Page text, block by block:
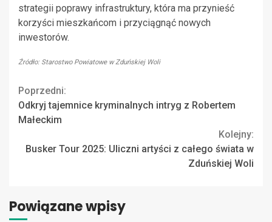
strategii poprawy infrastruktury, która ma przynieść
korzyści mieszkańcom i przyciągnąć nowych
inwestorów.
Źródło: Starostwo Powiatowe w Zduńskiej Woli
Continue
Reading
Poprzedni:
Odkryj tajemnice kryminalnych intryg z Robertem
Małeckim
Kolejny:
Busker Tour 2025: Uliczni artyści z całego świata w
Zduńskiej Woli
Powiązane wpisy